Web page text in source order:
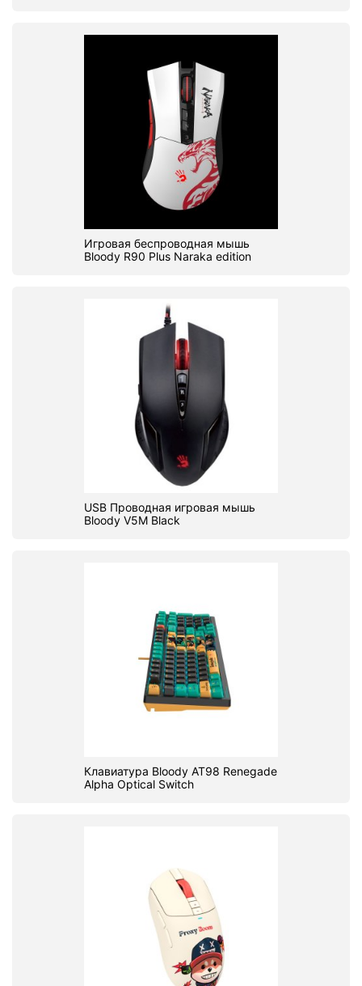
Игровая беспроводная мышь
Bloody R90 Plus Naraka edition
USB Проводная игровая мышь
Bloody V5M Black
Клавиатура Bloody AT98 Renegade
Alpha Optical Switch